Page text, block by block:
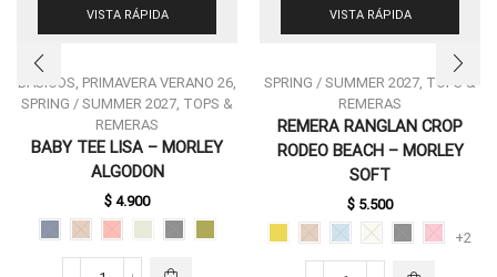
VISTA RÁPIDA
BASICOS PRIMAVERA VERANO 26
SPRING / SUMMER 2027 TOPS &
REMERAS
BABY TEE LISA – MORLEY
ALGODON
$ 4.900
ESTE
PRODUCTO
TIENE
MÚLTIPLES
VARIANTES.
VISTA RÁPIDA
SPRING / SUMMER 2027 TOPS &
REMERAS
REMERA RANGLAN CROP
RODEO BEACH – MORLEY
SOFT
$ 5.500
+2
ESTE
PRODUCTO
TIENE
MÚLTIPLES
VARIANTES.